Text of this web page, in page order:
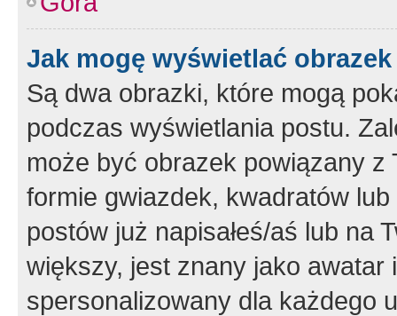
Jak mogę wyświetlać
Są dwa obrazki, które mogą
podczas wyświetlania postu.
może być obrazek powiązany z
formie gwiazdek, kwadratów
postów już napisałeś/aś lub na
większy, jest znany jako
spersonalizowany dla każdego